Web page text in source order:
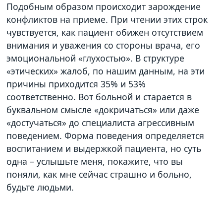
Подобным образом происходит зарождение
конфликтов на приеме. При чтении этих строк
чувствуется, как пациент обижен отсутствием
внимания и уважения со стороны врача, его
эмоциональной «глухостью». В структуре
«этических» жалоб, по нашим данным, на эти
причины приходится 35% и 53%
соответственно. Вот больной и старается в
буквальном смысле «докричаться» или даже
«достучаться» до специалиста агрессивным
поведением. Форма поведения определяется
воспитанием и выдержкой пациента, но суть
одна – услышьте меня, покажите, что вы
поняли, как мне сейчас страшно и больно,
будьте людьми.